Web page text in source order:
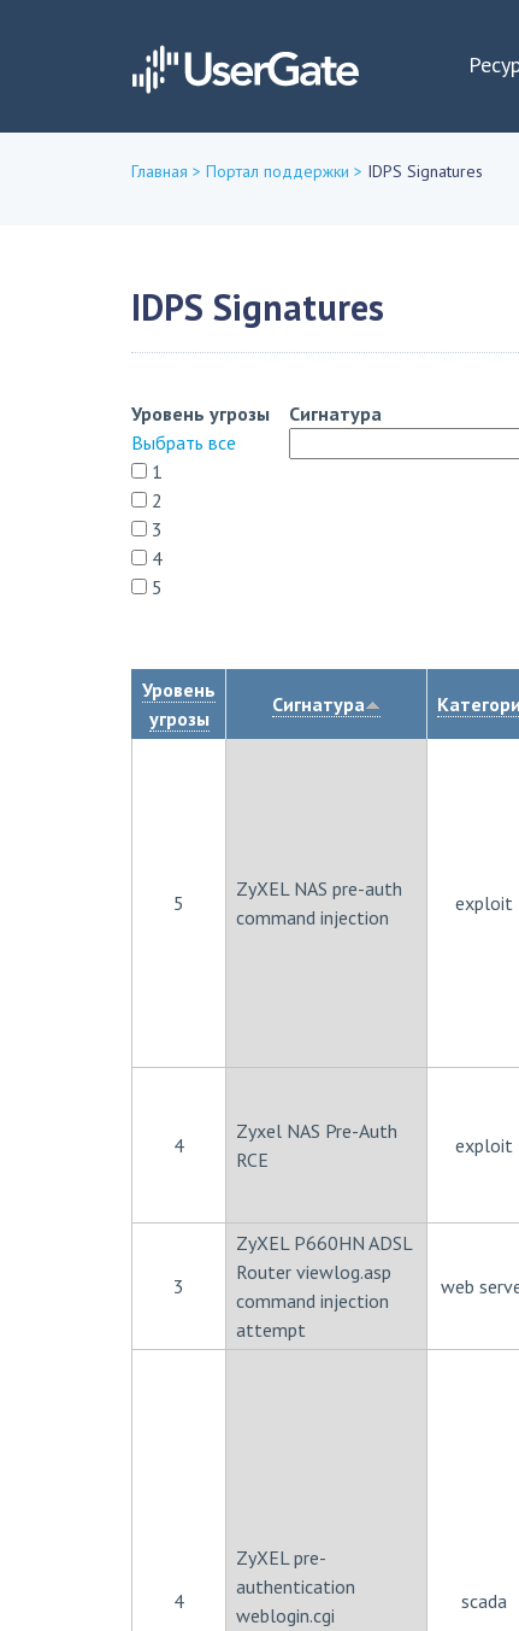
Главная > Портал поддержки > IDPS Signatures
IDPS Signatures
Уровень угрозы
Выбрать все
1
2
3
4
5
Сигнатура
Уровень
угрозы
Сигнатура
5
ZyXEL NAS pre-auth
command injection
exploit
4
Zyxel NAS Pre-Auth
RCE
exploit
3
ZyXEL P660HN ADSL
Router viewlog.asp
command injection
attempt
web
4
ZyXEL pre-
authentication
weblogin.cgi
scada